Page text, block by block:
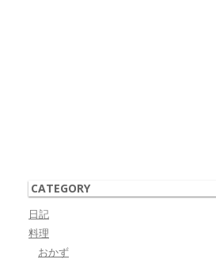
CATEGORY
日記
料理
おかず